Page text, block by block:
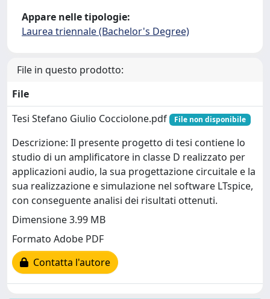
Appare nelle tipologie:
Laurea triennale (Bachelor's Degree)
File in questo prodotto:
File
Tesi Stefano Giulio Cocciolone.pdf
File non disponibile
Descrizione: Il presente progetto di tesi contiene lo
studio di un amplificatore in classe D realizzato per
applicazioni audio, la sua progettazione circuitale e la
sua realizzazione e simulazione nel software LTspice,
con conseguente analisi dei risultati ottenuti.
Dimensione 3.99 MB
Formato Adobe PDF
Contatta l'autore